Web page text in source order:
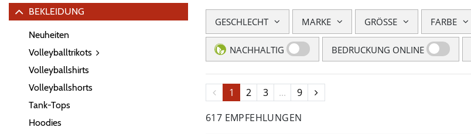
BEKLEIDUNG
Neuheiten
Volleyballtrikots
Volleyballshirts
Volleyballshorts
Tank-Tops
Hoodies
GESCHLECHT MARKE GRÖSSE FARBE
NACHHALTIG BEDRUCKUNG ONLINE
1 2 3 ...
9
617 EMPFEHLUNGEN